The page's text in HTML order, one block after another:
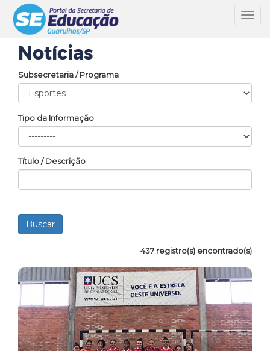
Notícias
Subsecretaria / Programa
Tipo da Informação
Título / Descrição
437 registro(s) encontrado(s)